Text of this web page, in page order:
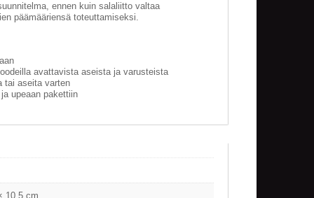
ennen kuin salaliitto valtaa
päämääriensä toteuttamiseksi.
avattavista aseista ja varusteista
tai aseita varten
upeaan pakettiin
10.5 cm